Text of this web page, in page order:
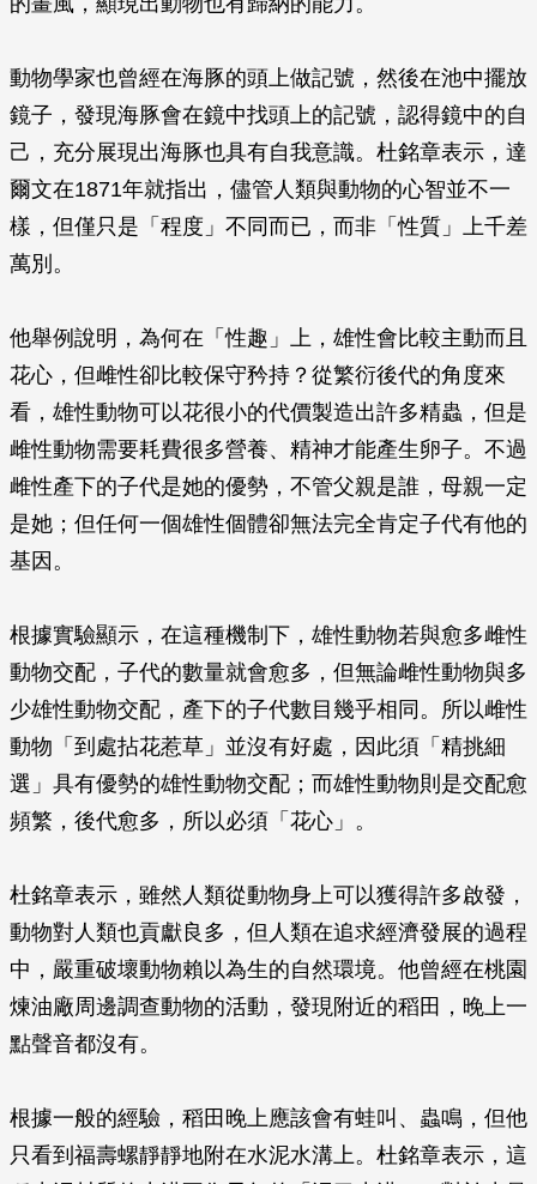
動物學家也曾經在海豚的頭上做記號，然後在池中擺放
鏡子，發現海豚會在鏡中找頭上的記號，認得鏡中的自
己，充分展現出海豚也具有自我意識。杜銘章表示，達
爾文在1871年就指出，儘管人類與動物的心智並不一
樣，但僅只是「程度」不同而已，而非「性質」上千差
萬別。
他舉例說明，為何在「性趣」上，雄性會比較主動而且
花心，但雌性卻比較保守矜持？從繁衍後代的角度來
看，雄性動物可以花很小的代價製造出許多精蟲，但是
雌性動物需要耗費很多營養、精神才能產生卵子。不過
雌性產下的子代是她的優勢，不管父親是誰，母親一定
是她；但任何一個雄性個體卻無法完全肯定子代有他的
基因。
根據實驗顯示，在這種機制下，雄性動物若與愈多雌性
動物交配，子代的數量就會愈多，但無論雌性動物與多
少雄性動物交配，產下的子代數目幾乎相同。所以雌性
動物「到處拈花惹草」並沒有好處，因此須「精挑細
選」具有優勢的雄性動物交配；而雄性動物則是交配愈
頻繁，後代愈多，所以必須「花心」。
杜銘章表示，雖然人類從動物身上可以獲得許多啟發，
動物對人類也貢獻良多，但人類在追求經濟發展的過程
中，嚴重破壞動物賴以為生的自然環境。他曾經在桃園
煉油廠周邊調查動物的活動，發現附近的稻田，晚上一
點聲音都沒有。
根據一般的經驗，稻田晚上應該會有蛙叫、蟲鳴，但他
只看到福壽螺靜靜地附在水泥水溝上。杜銘章表示，這